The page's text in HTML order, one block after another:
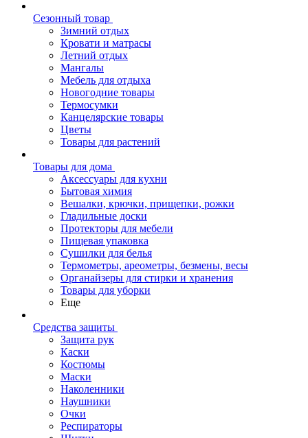
Сезонный товар
Зимний отдых
Кровати и матрасы
Летний отдых
Мангалы
Мебель для отдыха
Новогодние товары
Термосумки
Канцелярские товары
Цветы
Товары для растений
Товары для дома
Аксессуары для кухни
Бытовая химия
Вешалки, крючки, прищепки, рожки
Гладильные доски
Протекторы для мебели
Пищевая упаковка
Сушилки для белья
Термометры, ареометры, безмены, весы
Органайзеры для стирки и хранения
Товары для уборки
Еще
Средства защиты
Защита рук
Каски
Костюмы
Маски
Наколенники
Наушники
Очки
Респираторы